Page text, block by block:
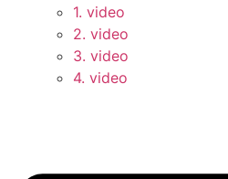
1. video
2. video
3. video
4. video